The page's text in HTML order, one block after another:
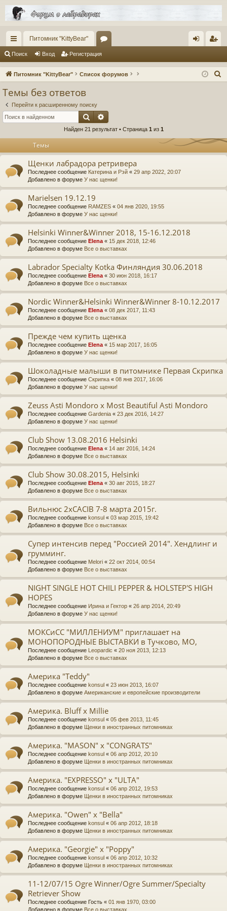
с
ы
Питомник "KittyBear"
ор
ум д ис
Поиск Вход Регистрация
Питомник "KittyBear" Список форумов
Темы без ответов
Перейти к расширенному поиску
Поиск
Найден 21 результат • Страница 1 из 1
Темы
Щенки лабрадора ретривера
Последнее сообщение Катерина и Рэй « 29 апр 2022, 20:07
Добавлено в форуме У нас щенки!
Marielsen 19.12.19
Последнее сообщение RAMZES « 04 янв 2020, 19:55
Добавлено в форуме У нас щенки!
Helsinki Winner&Winner 2018, 15-16.12.2018
Последнее сообщение Elena « 15 дек 2018, 12:46
Добавлено в форуме Все о выставках
Labrador Specialty Kotka Финляндия 30.06.2018
Последнее сообщение Elena « 30 июн 2018, 16:17
Добавлено в форуме Все о выставках
Nordic Winner&Helsinki Winner&Winner 8-10.12.2017
Последнее сообщение Elena « 08 дек 2017, 11:43
Добавлено в форуме Все о выставках
Прежде чем купить щенка
Последнее сообщение Elena « 15 мар 2017, 16:05
Добавлено в форуме У нас щенки!
Шоколадные малыши в питомнике Первая Скрипка
Последнее сообщение Скрипка « 08 янв 2017, 16:06
Добавлено в форуме У нас щенки!
Zeuss Asti Mondoro x Most Beautiful Asti Mondoro
Последнее сообщение Gardenia « 23 дек 2016, 14:27
Добавлено в форуме У нас щенки!
Club Show 13.08.2016 Helsinki
Последнее сообщение Elena « 14 авг 2016, 14:24
Добавлено в форуме Все о выставках
Club Show 30.08.2015, Helsinki
Последнее сообщение Elena « 30 авг 2015, 18:27
Добавлено в форуме Все о выставках
Вильнюс 2хCACIB 7-8 марта 2015г.
Последнее сообщение konsul « 03 мар 2015, 19:42
Добавлено в форуме Все о выставках
Супер интенсив перед "Россией 2014". Хендлинг и
грумминг.
Последнее сообщение Melori « 22 окт 2014, 00:54
Добавлено в форуме Все о выставках
NIGHT SINGLE HOT CHILI PEPPER & HOLSTEP'S HIGH
HOPES
Последнее сообщение Ирина и Гектор « 26 апр 2014, 20:49
Добавлено в форуме У нас щенки!
МОКСиСС "МИЛЛЕНИУМ" приглашает на
МОНОПОРОДНЫЕ ВЫСТАВКИ в Тучково, МО,
Последнее сообщение Leopardic « 20 ноя 2013, 12:13
Добавлено в форуме Все о выставках
Америка "Teddy"
Последнее сообщение konsul « 23 июн 2013, 16:07
Добавлено в форуме Американские и европейские производители
Америка. Bluff х Millie
Последнее сообщение konsul « 05 фев 2013, 11:45
Добавлено в форуме
Щенки в иностранных питомниках
Америка. "MASON" х "CONGRATS"
Последнее сообщение konsul « 06 апр 2012, 20:10
Добавлено в форуме
Щенки в иностранных питомниках
Америка. "EXPRESSO" х "ULTA"
Последнее сообщение konsul « 06 апр 2012, 19:53
Добавлено в форуме
Щенки в иностранных питомниках
Америка. "Owen" х "Bella"
Последнее сообщение konsul « 06 апр 2012, 18:18
Добавлено в форуме
Щенки в иностранных питомниках
Америка. "Georgie" х "Poppy"
Последнее сообщение konsul « 06 апр 2012, 10:32
Добавлено в форуме
Щенки в иностранных питомниках
11-12/07/15 Ogre Winner/Ogre Summer/Specialty
Retriever Show
Последнее сообщение Гость « 01 янв 1970, 03:00
Добавлено в форуме Все о выставках